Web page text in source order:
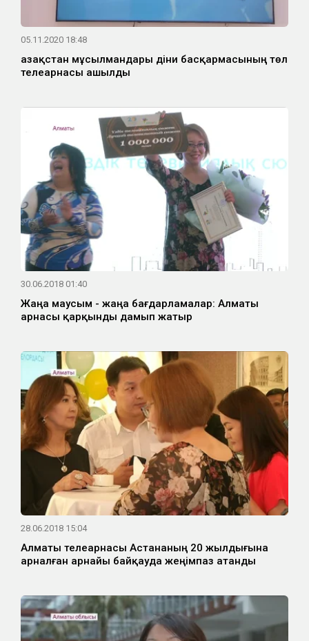
05.11.2020 18:48
Қазақстан мұсылмандары діни басқармасының төл
телеарнасы ашылды
30.06.2018 01:40
Жаңа маусым - жаңа бағдарламалар: Алматы
арнасы қарқынды дамып жатыр
28.06.2018 15:04
Алматы телеарнасы Астананың 20 жылдығына
арналған арнайы байқауда жеңімпаз атанды